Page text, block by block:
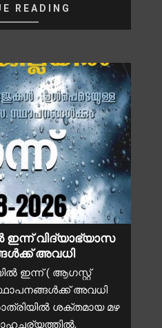
READING
ഇന്ന് വിദ്യാഭ്യാസ
അവധി
ഇന്ന് ( ആഗസ്റ്റ്
അവധി
ശക്തമായ മഴ